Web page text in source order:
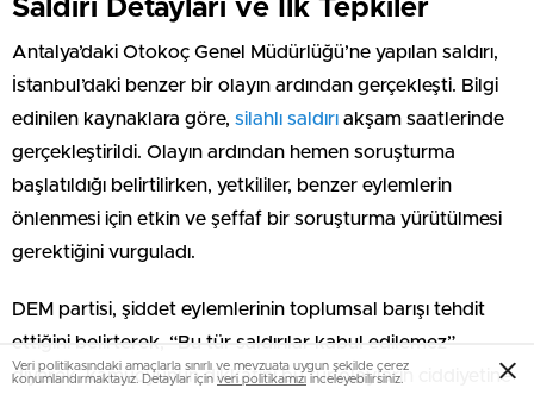
Saldırı Detayları ve İlk Tepkiler
Antalya’daki Otokoç Genel Müdürlüğü’ne yapılan saldırı,
İstanbul’daki benzer bir olayın ardından gerçekleşti. Bilgi
edinilen kaynaklara göre, silahlı saldırı akşam saatlerinde
gerçekleştirildi. Olayın ardından hemen soruşturma
başlatıldığı belirtilirken, yetkililer, benzer eylemlerin
önlenmesi için etkin ve şeffaf bir soruşturma yürütülmesi
gerektiğini vurguladı.
DEM partisi, şiddet eylemlerinin toplumsal barışı tehdit
ettiğini belirterek, “Bu tür saldırılar kabul edilemez”
diyerek, kamuoyunun dikkatini bu tür olayların ciddiyetine
Veri politikasındaki amaçlarla sınırlı ve mevzuata uygun şekilde çerez
konumlandırmaktayız. Detaylar için veri politikamızı inceleyebilirsiniz.